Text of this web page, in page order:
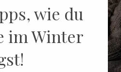
wie du
im Winter